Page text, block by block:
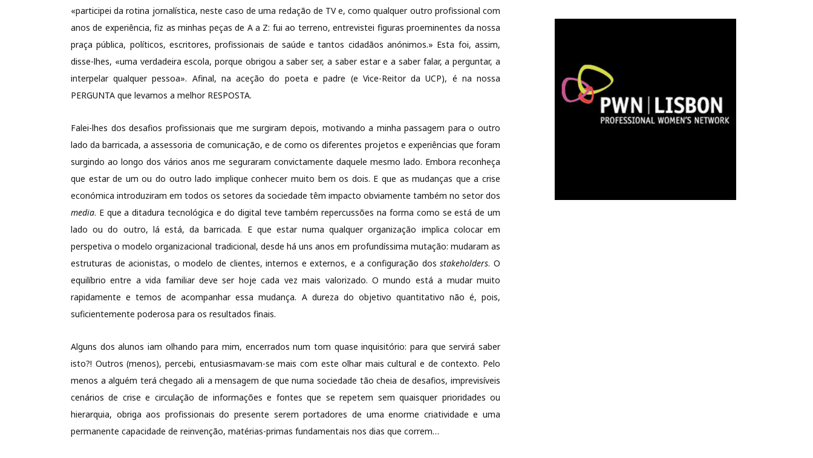
«participei da rotina jornalística, neste caso de uma redação de TV e, como qualquer outro profissional com
anos de experiência, fiz as minhas peças de A a Z: fui ao terreno, entrevistei figuras proeminentes da nossa
praça pública, políticos, escritores, profissionais de saúde e tantos cidadãos anónimos.» Esta foi, assim,
disse-lhes, «uma verdadeira escola, porque obrigou a saber ser, a saber estar e a saber falar, a perguntar, a
interpelar qualquer pessoa». Afinal, na aceção do poeta e padre (e Vice-Reitor da UCP), é na nossa
PERGUNTA que levamos a melhor RESPOSTA.
Falei-lhes dos desafios profissionais que me surgiram depois, motivando a minha passagem para o outro
lado da barricada, a assessoria de comunicação, e de como os diferentes projetos e experiências que foram
surgindo ao longo dos vários anos me seguraram convictamente daquele mesmo lado. Embora reconheça
que estar de um ou do outro lado implique conhecer muito bem os dois. E que as mudanças que a crise
económica introduziram em todos os setores da sociedade têm impacto obviamente também no setor dos
media. E que a ditadura tecnológica e do digital teve também repercussões na forma como se está de um
lado ou do outro, lá está, da barricada. E que estar numa qualquer organização implica colocar em
perspetiva o modelo organizacional tradicional, desde há uns anos em profundíssima mutação: mudaram as
estruturas de acionistas, o modelo de clientes, internos e externos, e a configuração dosstakeholders. O
equilíbrio entre a vida familiar deve ser hoje cada vez mais valorizado. O mundo está a mudar muito
rapidamente e temos de acompanhar essa mudança. A dureza do objetivo quantitativo não é, pois,
suficientemente poderosa para os resultados finais.
Alguns dos alunos iam olhando para mim, encerrados num tom quase inquisitório: para que servirá saber
isto?! Outros (menos), percebi, entusiasmavam-se mais com este olhar mais cultural e de contexto. Pelo
menos a alguém terá chegado ali a mensagem de que numa sociedade tão cheia de desafios, imprevisíveis
cenários de crise e circulação de informações e fontes que se repetem sem quaisquer prioridades ou
hierarquia, obriga aos profissionais do presente serem portadores de umaenorme criatividade e uma
permanente capacidade de reinvenção, matérias-primas fundamentais nos dias que correm…